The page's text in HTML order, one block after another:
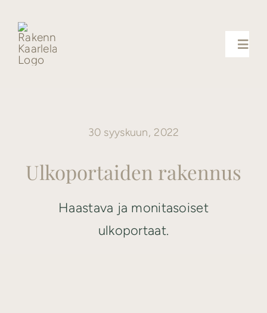
content
Yhteystiedot
Referenssit
30 syyskuun, 2022
Ulkoportaiden rakennus
Haastava ja monitasoiset
ulkoportaat.